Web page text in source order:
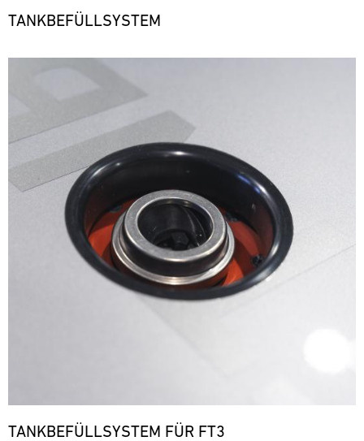
TANKBEFÜLLSYSTEM
TANKBEFÜLLSYSTEM FÜR FT3